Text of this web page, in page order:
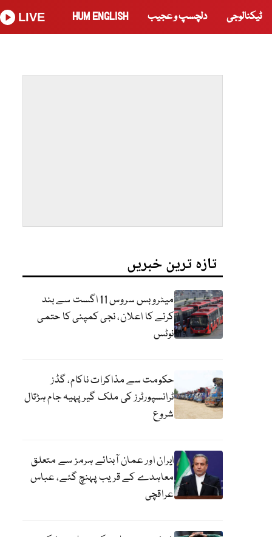
ٹیکنالوجی دلچسپ و عجیب HUM ENGLISH
LIVE
تازہ ترین خبریں
میٹرو بس سروس 11 اگست سے بند
کرنے کا اعلان، نجی کمپنی کا حتمی
نوٹس
حکومت سے مذاکرات ناکام، گڈز
ٹرانسپورٹرز کی ملک گیر پہیہ جام ہڑتال
شروع
ایران اور عمان آبنائے ہرمز سے متعلق
معاہدے کے قریب پہنچ گئے، عباس
عراقچی